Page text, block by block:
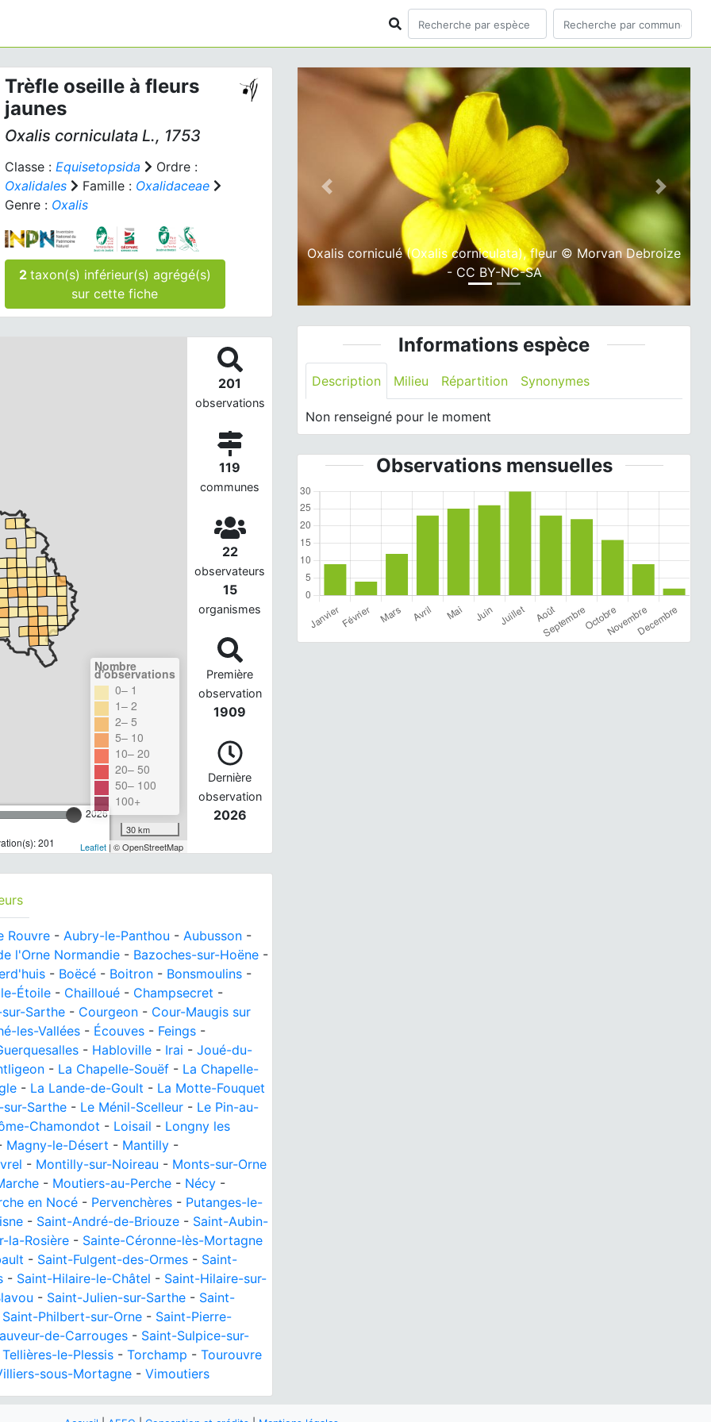
Trèfle oseille à fleurs
jaunes
Oxalis corniculataL., 1753
Classe : Equisetopsida
Ordre :
Oxalidales
Famille : Oxalidaceae
Genre : Oxalis
2 taxon(s) inférieur(s) agrégé(s)
sur cette fiche
2026
201
Nombre
d'observations
0– 1
1– 2
2– 5
5– 10
10– 20
20– 50
50– 100
100+
30 km
Leaflet| © OpenStreetMap
201
observations
119
communes
22
observateurs
15
organismes
Première
observation
1909
Dernière
observation
2026
Rouvre - Aubry-le-Panthou - Aubusson -
l'Orne Normandie - Bazoches-sur-Hoëne -
- Boëcé - Boitron - Bonsmoulins -
Étoile - Chailloué - Champsecret -
Sarthe - Courgeon - Cour-Maugis sur
les-Vallées - Écouves - Feings -
- Habloville - Irai - Joué-du-
- La Chapelle-Souëf - La Chapelle-
- La Lande-de-Goult - La Motte-Fouquet
sur-Sarthe - Le Ménil-Scelleur - Le Pin-au-
Chamondot - Loisail - Longny les
Magny-le-Désert - Mantilly -
- Montilly-sur-Noireau - Monts-sur-Orne
- Moutiers-au-Perche - Nécy -
en Nocé - Pervenchères - Putanges-le-
- Saint-André-de-Briouze - Saint-Aubin-
la-Rosière - Sainte-Céronne-lès-Mortagne
- Saint-Fulgent-des-Ormes - Saint-
- Saint-Hilaire-le-Châtel - Saint-Hilaire-sur-
- Saint-Julien-sur-Sarthe - Saint-
Saint-Philbert-sur-Orne - Saint-Pierre-
de-Carrouges - Saint-Sulpice-sur-
Tellières-le-Plessis - Torchamp - Tourouvre
sous-Mortagne - Vimoutiers
Oxalis corniculé (Oxalis corniculata), fleur © Morvan Debroize
- CC BY-NC-SA
Previous Next
Informations espèce
Description Milieu Répartition Synonymes
Non renseigné pour le moment
Observations mensuelles